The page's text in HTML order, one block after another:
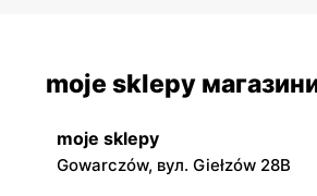
moje sklepy
moje sklepy
Gowarczów, вул. Giełzów 28B